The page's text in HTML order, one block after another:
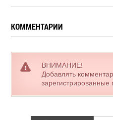
КОММЕНТАРИИ
ВНИМАНИЕ!
Добавлять
зарегистрированные